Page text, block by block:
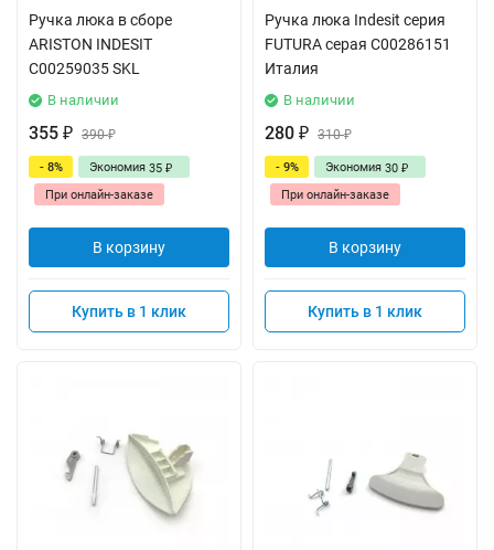
Ручка люка в сборе
ARISTON INDESIT
C00259035 SKL
В наличии
355 ₽ 390₽
- 8% Экономия 35 ₽
При онлайн-заказе
В корзину
Купить в 1 клик
Ручка люка Indesit серия
FUTURA серая C00286151
Италия
В наличии
280 ₽ 310₽
- 9% Экономия 30 ₽
При онлайн-заказе
В корзину
Купить в 1 клик